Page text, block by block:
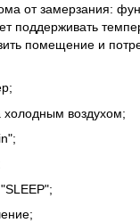
от замерзания:
поддерживать
помещение и
холодным воздухом;